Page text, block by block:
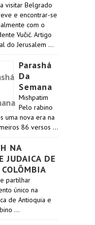
visitar Belgrado
e encontrar-se
com o
Vučić. Artigo
do Jerusalem …
Parashá
Da
Semana
Mishpatim
Pelo rabino
uma nova era na
86 versos …
NA
JUDAICA DE
partilhar
único na
de Antioquia e
…